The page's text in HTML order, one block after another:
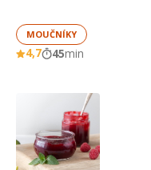
MOUČNÍKY
4,7 45min